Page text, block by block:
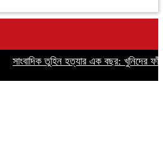
সাংবাদিক তুহিন হত্যার এক বছর: খুনিদের ফাঁসির